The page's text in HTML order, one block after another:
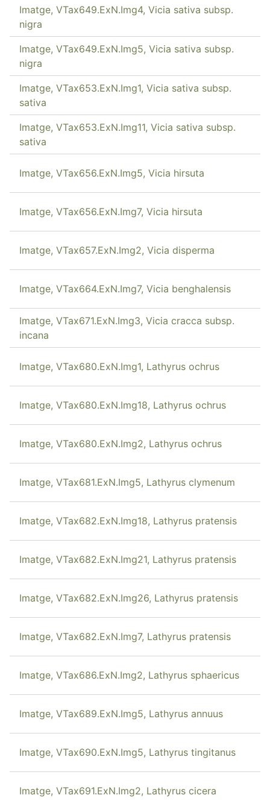
Imatge, VTax649.ExN.Img4, Vicia sativa subsp.
nigra
Imatge, VTax649.ExN.Img5, Vicia sativa subsp.
nigra
Imatge, VTax653.ExN.Img1, Vicia sativa subsp.
sativa
Imatge, VTax653.ExN.Img11, Vicia sativa subsp.
sativa
Imatge, VTax656.ExN.Img5, Vicia hirsuta
Imatge, VTax656.ExN.Img7, Vicia hirsuta
Imatge, VTax657.ExN.Img2, Vicia disperma
Imatge, VTax664.ExN.Img7, Vicia benghalensis
Imatge, VTax671.ExN.Img3, Vicia cracca subsp.
incana
Imatge, VTax680.ExN.Img1, Lathyrus ochrus
Imatge, VTax680.ExN.Img18, Lathyrus ochrus
Imatge, VTax680.ExN.Img2, Lathyrus ochrus
Imatge, VTax681.ExN.Img5, Lathyrus clymenum
Imatge, VTax682.ExN.Img18, Lathyrus pratensis
Imatge, VTax682.ExN.Img21, Lathyrus pratensis
Imatge, VTax682.ExN.Img26, Lathyrus pratensis
Imatge, VTax682.ExN.Img7, Lathyrus pratensis
Imatge, VTax686.ExN.Img2, Lathyrus sphaericus
Imatge, VTax689.ExN.Img5, Lathyrus annuus
Imatge, VTax690.ExN.Img5, Lathyrus tingitanus
Imatge, VTax691.ExN.Img2, Lathyrus cicera